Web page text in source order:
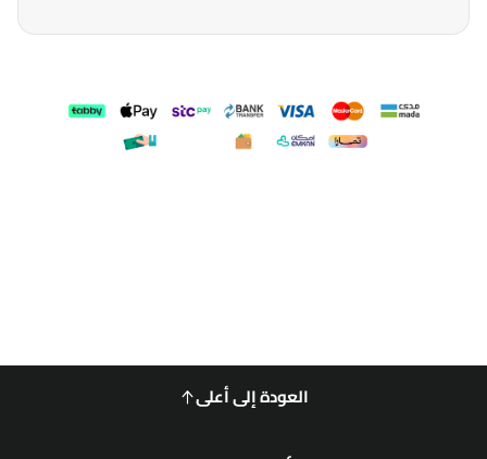
العودة إلى أعلى